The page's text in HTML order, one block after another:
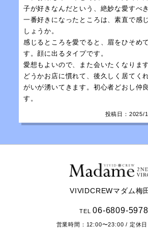
子が好きなんだという、絶妙な愛すべ
一番好きになったところは、素直で感
しょうか。
感じるところを愛でると、眉をひそめ
す。顔に出るタイプです。
愛想もよいので、また会いたくなります
どうかお店に慣れて、後久しく居てく
がいが湧いてきます。初心者どおし仲
す。
投稿日： 2025/
VIVIDCREWマダム梅
TEL06-6809-5978
営業時間： 12:00〜23:00 / 定休日